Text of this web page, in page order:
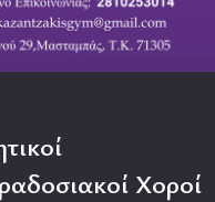
Χοροί